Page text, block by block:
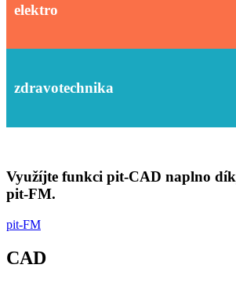
elektro
zdravotechnika
Využíjte funkci pit-CAD naplno
pit-FM.
pit-FM
CAD